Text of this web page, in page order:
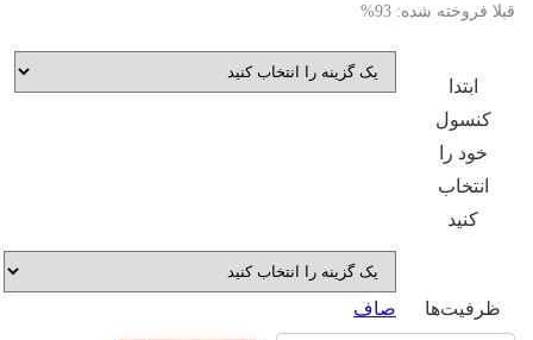
فروخته شده: 93%
کنسول
خود را
انتخاب
کنید
ظرفیت‌ها
صاف